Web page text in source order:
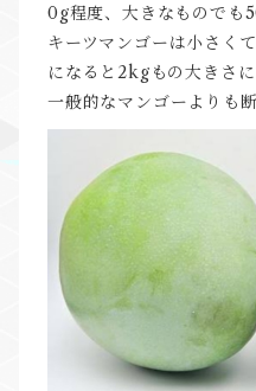
0g程度、大きなものでも
キーツマンゴーは小さく
になると2kgもの大きさに
一般的なマンゴーよりも